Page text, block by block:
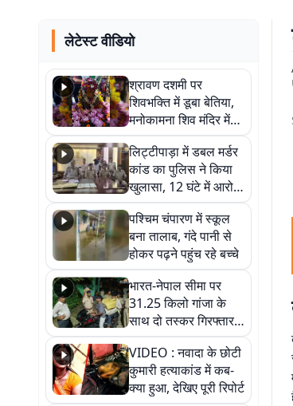
लेटेस्ट वीडियो
श्रावण दशमी पर
शिवभक्ति में डूबा बेतिया,
मनोकामना शिव मंदिर में
हुआ भव्य श्रृंगार
लिट्टीपाड़ा में डबल मर्डर
कांड का पुलिस ने किया
खुलासा, 12 घंटे में आरोपी
गिरफ्तार
पश्चिम चंपारण में स्कूल
बना तालाब, गंदे पानी से
होकर पढ़ने पहुंच रहे बच्चे
भारत-नेपाल सीमा पर
31.25 किलो गांजा के
साथ दो तस्कर गिरफ्तार,
नेपाली नंबर की बाइक
जब्त
VIDEO : नवादा के छोटी
कुमारी हत्याकांड में कब-
क्या हुआ, देखिए पूरी रिपोर्ट